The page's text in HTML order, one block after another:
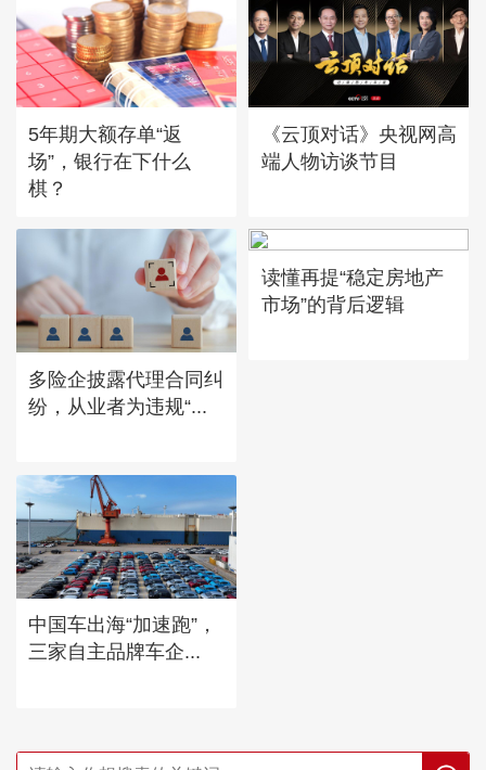
5年期大额存单“返
场”，银行在下什么
棋？
《云顶对话》央视网高
端人物访谈节目
多险企披露代理合同纠
纷，从业者为违规“...
读懂再提“稳定房地产
市场”的背后逻辑
中国车出海“加速跑”，
三家自主品牌车企...